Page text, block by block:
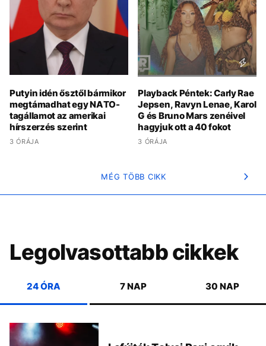
Putyin idén ősztől bármikor
megtámadhat egy NATO-
tagállamot az amerikai
hírszerzés szerint
3 ÓRÁJA
Playback Péntek: Carly Rae
Jepsen, Ravyn Lenae, Karol
G és Bruno Mars zenéivel
hagyjuk ott a 40 fokot
3 ÓRÁJA
MÉG TÖBB CIKK
Legolvasottabb cikkek
24 ÓRA 7 NAP 30 NAP